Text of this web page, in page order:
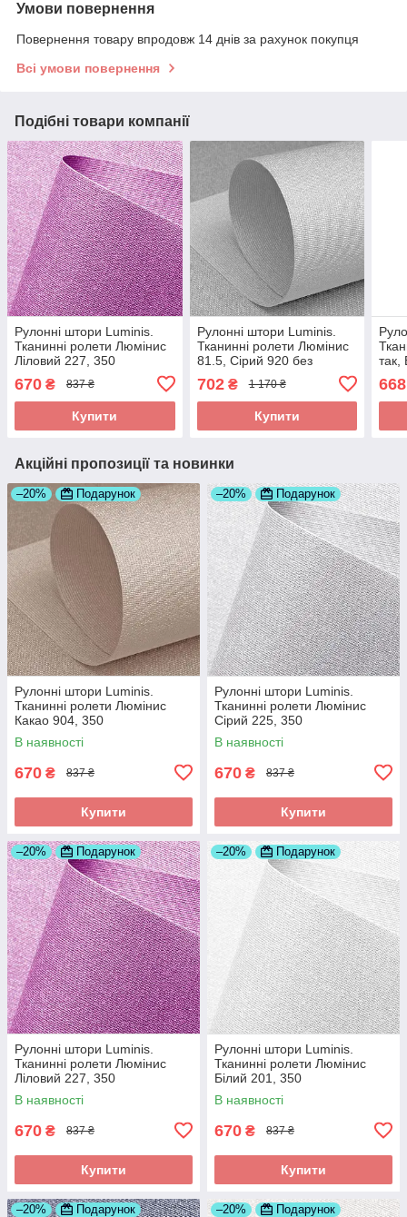
Умови повернення
Повернення товару впродовж 14 днів за рахунок покупця
Всі умови повернення
Подібні товари компанії
Рулонні штори Luminis.
Тканинні ролети Люмінис
Ліловий 227, 350
670 ₴ 837 ₴
Купити
Рулонні штори Luminis.
Тканинні ролети Люмінис
81.5, Сірий 920 без
702₴ 1 170 ₴
Купити
так,
668
Акційні пропозиції та новинки
–20% Подарунок
Рулонні штори Luminis.
Тканинні ролети Люмінис
Какао 904, 350
В наявності
670 ₴ 837 ₴
Купити
–20% Подарунок
Рулонні штори Luminis.
Тканинні ролети Люмінис
Сірий 225, 350
В наявності
670 ₴ 837 ₴
Купити
–20% Подарунок
Рулонні штори Luminis.
Тканинні ролети Люмінис
Ліловий 227, 350
В наявності
670 ₴ 837 ₴
Купити
–20% Подарунок
Рулонні штори Luminis.
Тканинні ролети Люмінис
Білий 201, 350
В наявності
670 ₴ 837 ₴
Купити
–20% Подарунок –20% Подарунок